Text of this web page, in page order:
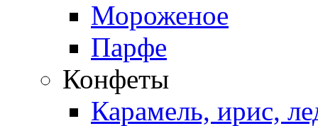
Мороженое
Парфе
Конфеты
Карамель, ирис,